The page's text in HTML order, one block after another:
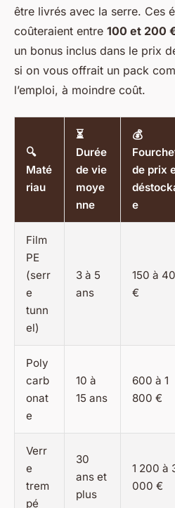
être livrés avec la serre. Ces
coûteraient entre 100 et 200
un bonus inclus dans le prix
si on vous offrait un pack
l’emploi, à moindre coût.
🔍
Maté
riau
⏳
Durée
de vie
moye
nne
💰
de prix
e
Film
PE
(serr
e
tunn
el)
3 à 5
ans
150 à
€
Poly
carb
onat
e
10 à
15 ans
600 à 1
800 €
Verr
e
trem
pé
30
ans et
plus
1 200 à
000 €